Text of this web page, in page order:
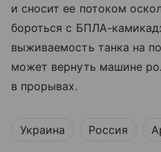
и сносит ее потоком
бороться с БПЛА-
выживаемость танка на
может вернуть машине
в прорывах.
Украина Россия